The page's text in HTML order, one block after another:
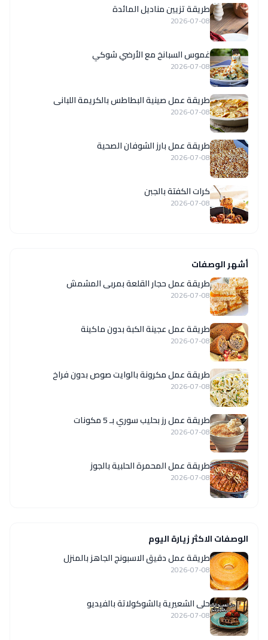
طريقة تزيين مناديل المائدة
2026-07-08
غموس السبانخ مع الأرضي شوكي
2026-07-08
طريقة عمل صينية البطاطس بالكريمة اللبانى
2026-07-08
طريقة عمل بارز الشوفان الصحية
2026-07-08
كرات الكفتة بالجبن
2026-07-08
أشهر الوصفات
طريقة عمل حجار القلعة بمربى المشمش
2026-07-08
طريقة عمل عجينة الكبة بدون ماكينة
2026-07-08
طريقة عمل مكرونة بالوايت صوص بدون فراخ
2026-07-08
طريقة عمل رز بحليب سوري بـ 5 مكونات
2026-07-08
طريقة عمل المحمرة الحلبية بالجوز
2026-07-08
الوصفات الاكثر زيارة اليوم
طريقة عمل دقيق الاسبونج الجاهز بالمنزل
2026-07-08
حلى الشعيرية بالشوكولاتة بالفيديو
2026-07-08